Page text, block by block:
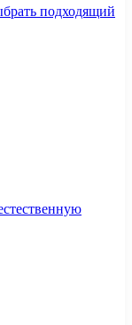
подходящий